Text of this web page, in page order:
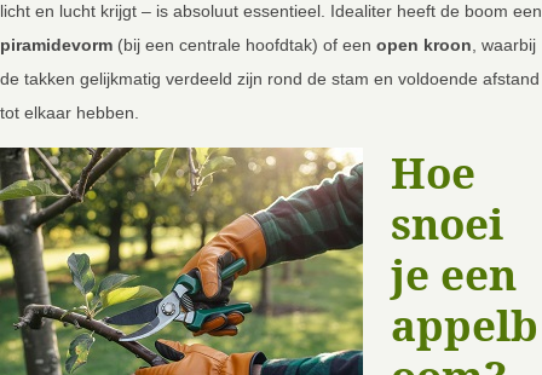
licht en lucht krijgt – is absoluut essentieel. Idealiter heeft de boom een
piramidevorm (bij een centrale hoofdtak) of een open kroon , waarbij
de takken gelijkmatig verdeeld zijn rond de stam en voldoende afstand
tot elkaar hebben.
Hoe
snoei
je een
appelb